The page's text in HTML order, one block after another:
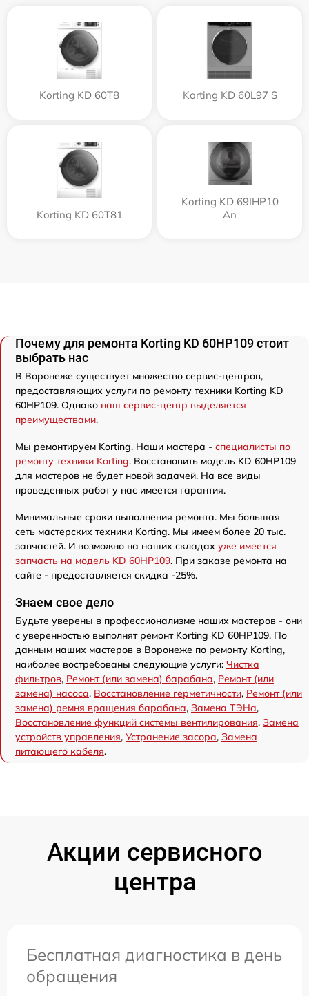
Korting KD 60T8 Korting KD 60L97 S
Korting KD 60T81
Korting KD 69IHP10
An
Почему для ремонта Korting KD 60HP109 стоит
выбрать нас
В Воронеже существует множество сервис-центров,
предоставляющих услуги по ремонту техники Korting KD
60HP109. Однако наш сервис-центр выделяется
преимуществами.
Мы ремонтируем Korting. Наши мастера - специалисты по
ремонту техники Korting. Восстановить модель KD 60HP109
для мастеров не будет новой задачей. На все виды
проведенных работ у нас имеется гарантия.
Минимальные сроки выполнения ремонта. Мы большая
сеть мастерских техники Korting. Мы имеем более 20 тыс.
запчастей. И возможно на наших складах уже имеется
запчасть на модель KD 60HP109. При заказе ремонта на
сайте - предоставляется скидка -25%.
Знаем свое дело
Будьте уверены в профессионализме наших мастеров - они
с уверенностью выполнят ремонт Korting KD 60HP109. По
данным наших мастеров в Воронеже по ремонту Korting,
наиболее востребованы следующие услуги: Чистка
фильтров, Ремонт (или замена) барабана, Ремонт (или
замена) насоса, Восстановление герметичности, Ремонт (или
замена) ремня вращения барабана, Замена ТЭНа,
Восстановление функций системы вентилирования, Замена
устройств управления, Устранение засора, Замена
питающего кабеля.
Акции сервисного
центра
Бесплатная диагностика в день
обращения